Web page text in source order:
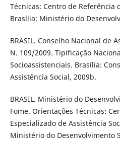
Técnicas: Centro de Referência
Brasília: Ministério do
BRASIL. Conselho Nacional de
N. 109/2009. Tipificação
Socioassistenciais. Brasília:
Assistência Social, 2009b.
BRASIL. Ministério do
Fome. Orientações Técnicas:
Especializado de Assistência
Ministério do Desenvolvimento